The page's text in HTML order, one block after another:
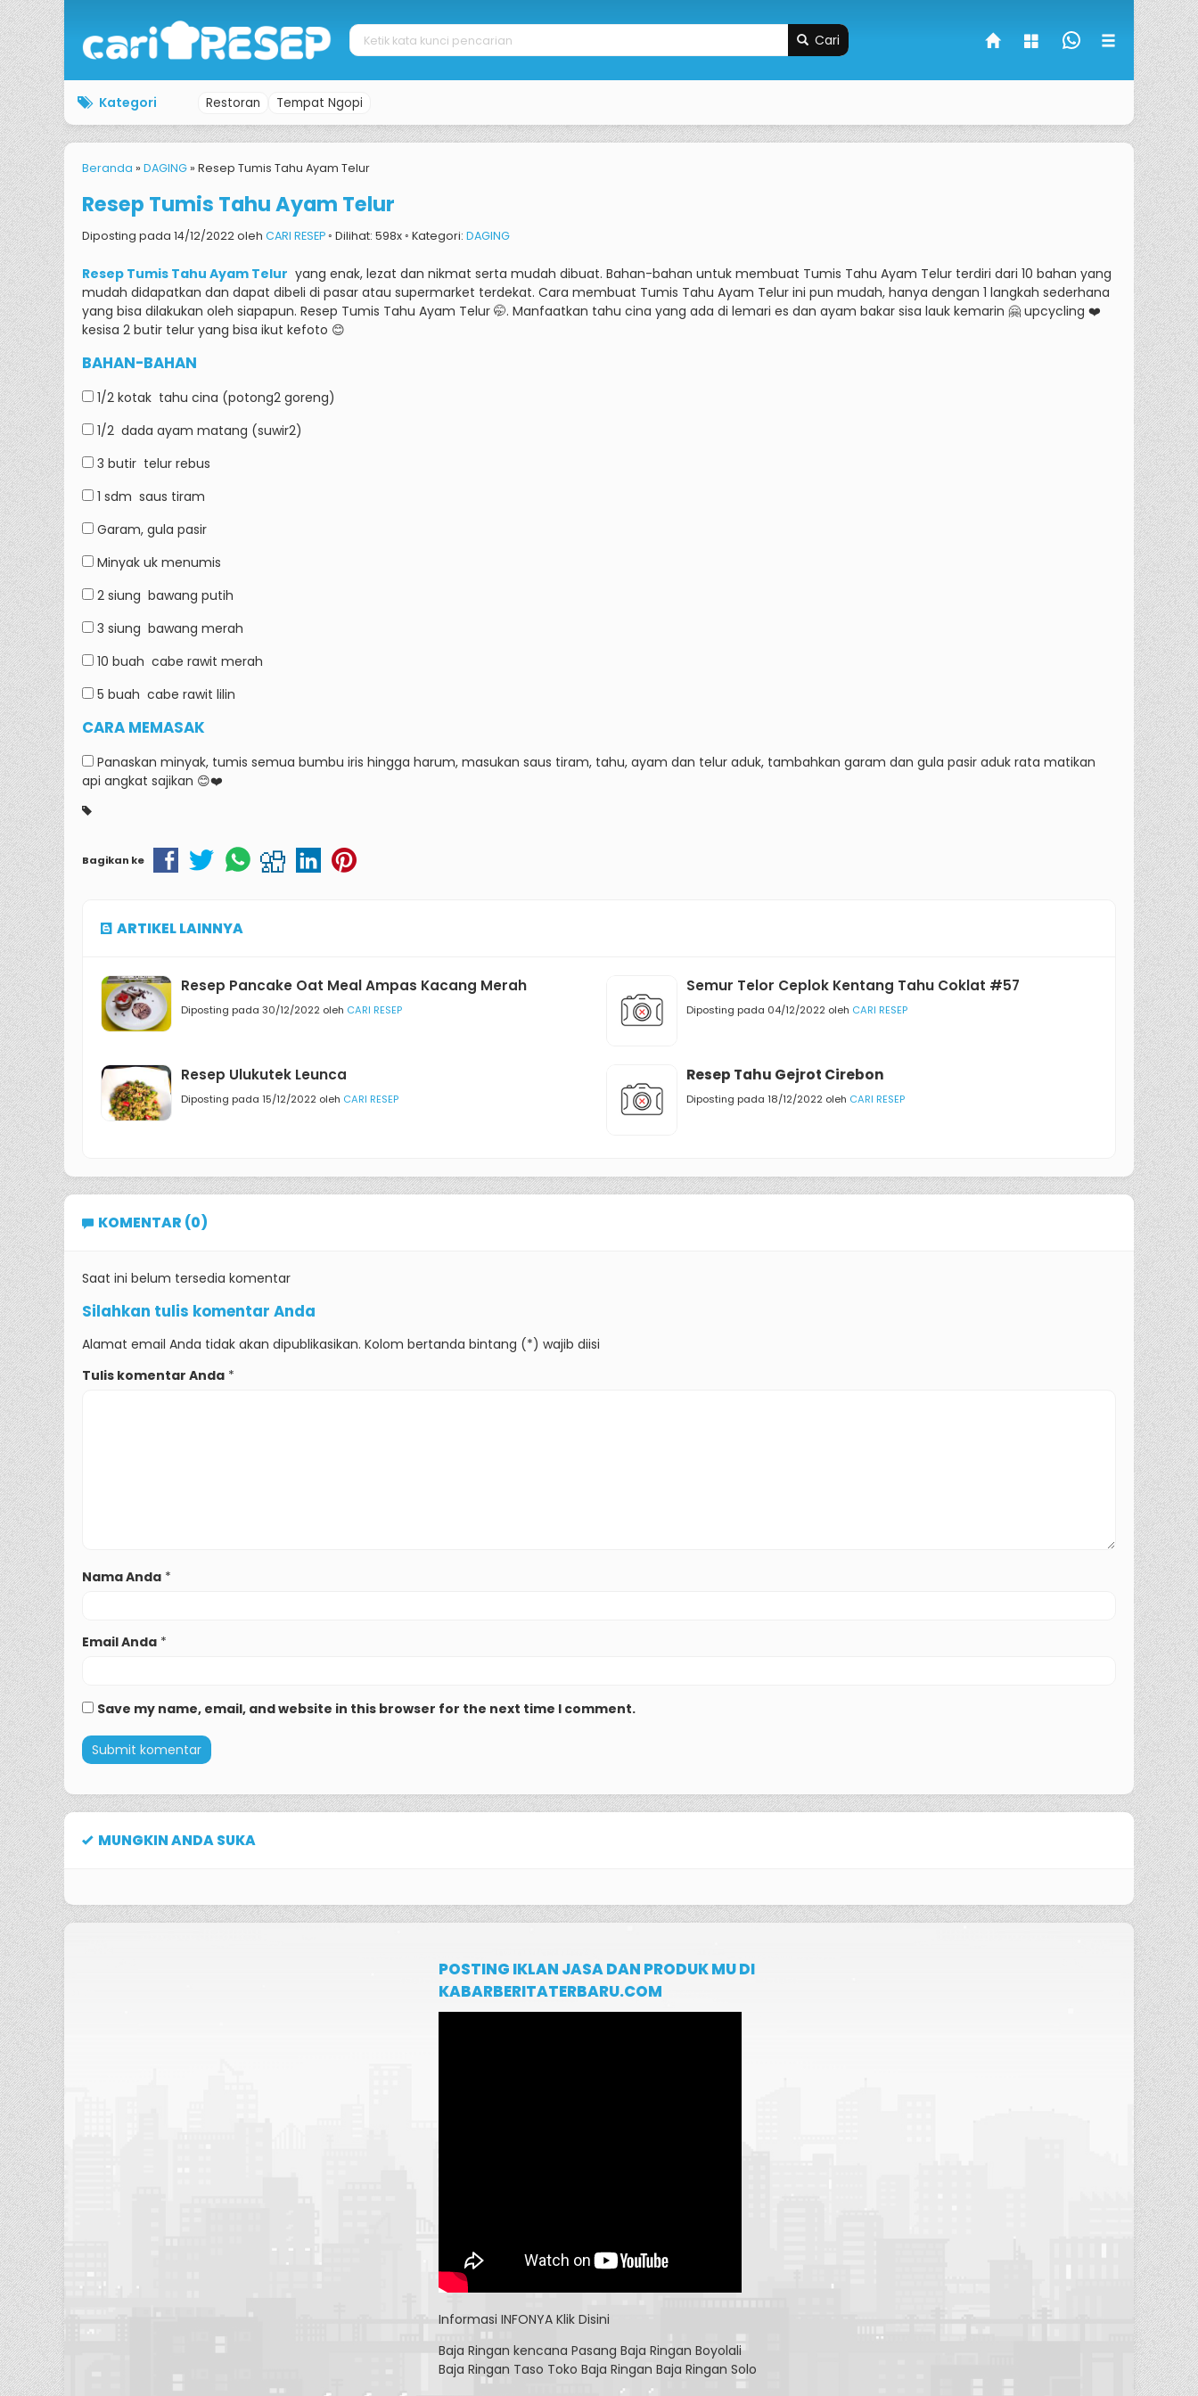
Cari
Kategori Restoran Tempat Ngopi
Beranda » DAGING» Resep Tumis Tahu Ayam Telur
Resep Tumis Tahu Ayam Telur
Diposting pada 14/12/2022 oleh CARI RESEP◦ Dilihat: 598x ◦ Kategori: DAGING
Resep Tumis Tahu Ayam Telur yang enak, lezat dan nikmat serta mudah dibuat. Bahan-bahan untuk membuat Tumis Tahu Ayam Telur terdiri dari 10 bahan yang
mudah didapatkan dan dapat dibeli di pasar atau supermarket terdekat. Cara membuat Tumis Tahu Ayam Telur ini pun mudah, hanya dengan 1 langkah sederhana
yang bisa dilakukan oleh siapapun. Resep Tumis Tahu Ayam Telur 🤭. Manfaatkan tahu cina yang ada di lemari es dan ayam bakar sisa lauk kemarin 🤗 upcycling ❤️
kesisa 2 butir telur yang bisa ikut kefoto 😊
BAHAN-BAHAN
1/2 kotak tahu cina (potong2 goreng)
1/2 dada ayam matang (suwir2)
3 butir telur rebus
1 sdm saus tiram
Garam, gula pasir
Minyak uk menumis
2 siung bawang putih
3 siung bawang merah
10 buah cabe rawit merah
5 buah cabe rawit lilin
CARA MEMASAK
Panaskan minyak, tumis semua bumbu iris hingga harum, masukan saus tiram, tahu, ayam dan telur aduk, tambahkan garam dan gula pasir aduk rata matikan
api angkat sajikan 😊❤️
Bagikan ke
ARTIKEL LAINNYA
Resep Pancake Oat Meal Ampas Kacang Merah
Diposting pada 30/12/2022 oleh CARI RESEP
Semur Telor Ceplok Kentang Tahu Coklat #57
Diposting pada 04/12/2022 oleh CARI RESEP
Resep Ulukutek Leunca
Diposting pada 15/12/2022 oleh CARI RESEP
Resep Tahu Gejrot Cirebon
Diposting pada 18/12/2022 oleh CARI RESEP
KOMENTAR (0)
Saat ini belum tersedia komentar
Silahkan tulis komentar Anda
Alamat email Anda tidak akan dipublikasikan. Kolom bertanda bintang (*) wajib diisi
Tulis komentar Anda *
Nama Anda *
Email Anda *
Save my name, email, and website in this browser for the next time I comment.
MUNGKIN ANDA SUKA
POSTING IKLAN JASA DAN PRODUK MU DI
KABARBERITATERBARU.COM
Informasi INFONYA Klik Disini
Baja Ringan kencana Pasang Baja Ringan Boyolali
Baja Ringan Taso Toko Baja Ringan Baja Ringan Solo